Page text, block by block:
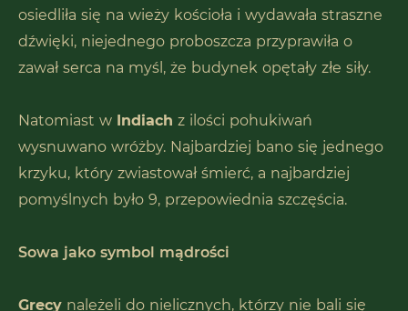
osiedliła się na wieży kościoła i wydawała straszne
dźwięki, niejednego proboszcza przyprawiła o
zawał serca na myśl, że budynek opętały złe siły.
Natomiast w Indiach z ilości pohukiwań
wysnuwano wróżby. Najbardziej bano się jednego
krzyku, który zwiastował śmierć, a najbardziej
pomyślnych było 9, przepowiednia szczęścia.
Sowa jako symbol mądrości
Grecy należeli do nielicznych, którzy nie bali się